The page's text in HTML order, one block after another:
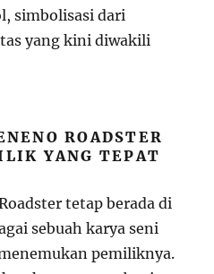
simbolisasi dari
yang kini diwakili
ROADSTER
YANG TEPAT
tetap berada di
sebuah karya seni
pemiliknya.